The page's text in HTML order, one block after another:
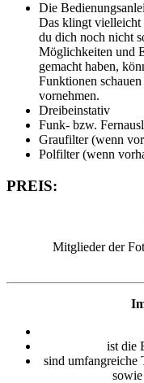
Die
Das klingt vielleicht
du dich noch nicht
Möglichkeiten und
gemacht haben,
Funktionen
vornehmen.
Dreibeinstativ
Funk- bzw.
Graufilter (wenn
Polfilter (wenn
PREIS:
Mitglieder der
ist die
sind umfangreiche